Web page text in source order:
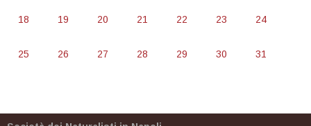
18 19 20 21 22 23 24
25 26 27 28 29 30 31